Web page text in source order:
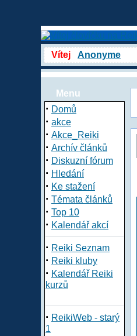
Vítej Anonyme
Menu
· Domů
· akce
· Akce_Reiki
· Archív článků
· Diskuzní fórum
· Hledání
· Ke stažení
· Témata článků
· Top 10
· Kalendář akcí
· Reiki Seznam
· Reiki kluby
· Kalendář Reiki
kurzů
· ReikiWeb - starý
1